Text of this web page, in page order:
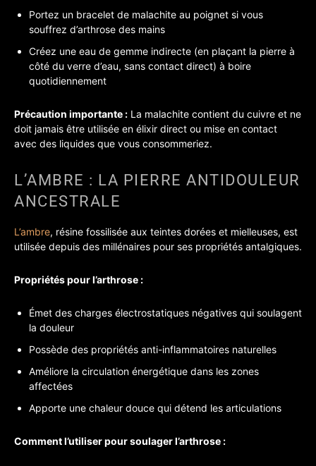
Portez un bracelet de malachite au poignet si vous
souffrez d’arthrose des mains
Créez une eau de gemme indirecte (en plaçant la pierre à
côté du verre d’eau, sans contact direct) à boire
quotidiennement
Précaution importante : La malachite contient du cuivre et ne
doit jamais être utilisée en élixir direct ou mise en contact
avec des liquides que vous consommeriez.
L’AMBRE : LA PIERRE ANTIDOULEUR
ANCESTRALE
L’ambre, résine fossilisée aux teintes dorées et mielleuses, est
utilisée depuis des millénaires pour ses propriétés antalgiques.
Propriétés pour l’arthrose :
Émet des charges électrostatiques négatives qui soulagent
la douleur
Possède des propriétés anti-inflammatoires naturelles
Améliore la circulation énergétique dans les zones
affectées
Apporte une chaleur douce qui détend les articulations
Comment l’utiliser pour soulager l’arthrose :